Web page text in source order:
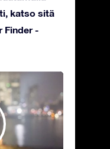
katso sitä
Finder -